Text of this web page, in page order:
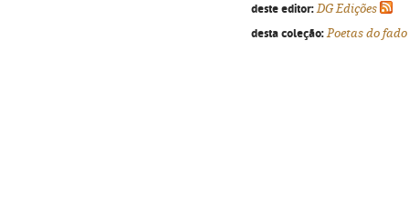
deste editor: DG Edições
desta coleção: Poetas do fado